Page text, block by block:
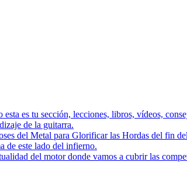
esta es tu sección, lecciones, libros, vídeos,
de la guitarra.
del Metal para Glorificar las Hordas del fin
de este lado del infierno.
del motor donde vamos a cubrir las